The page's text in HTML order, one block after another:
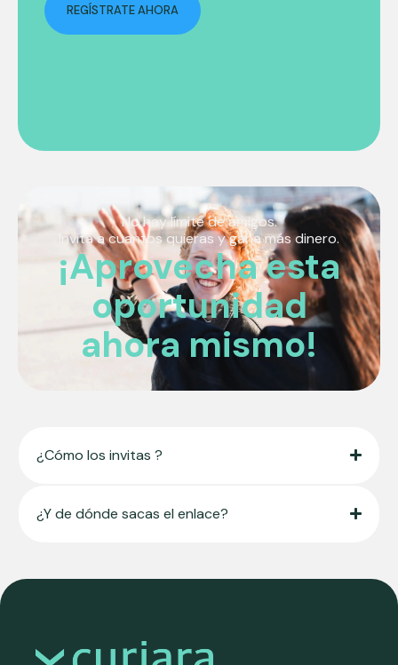
REGÍSTRATE AHORA
No hay límite de amigos.
Invita a cuantos quieras y gana más dinero.
¡Aprovecha esta
oportunidad
ahora mismo!
¿Cómo los invitas ?
¿Y de dónde sacas el enlace?